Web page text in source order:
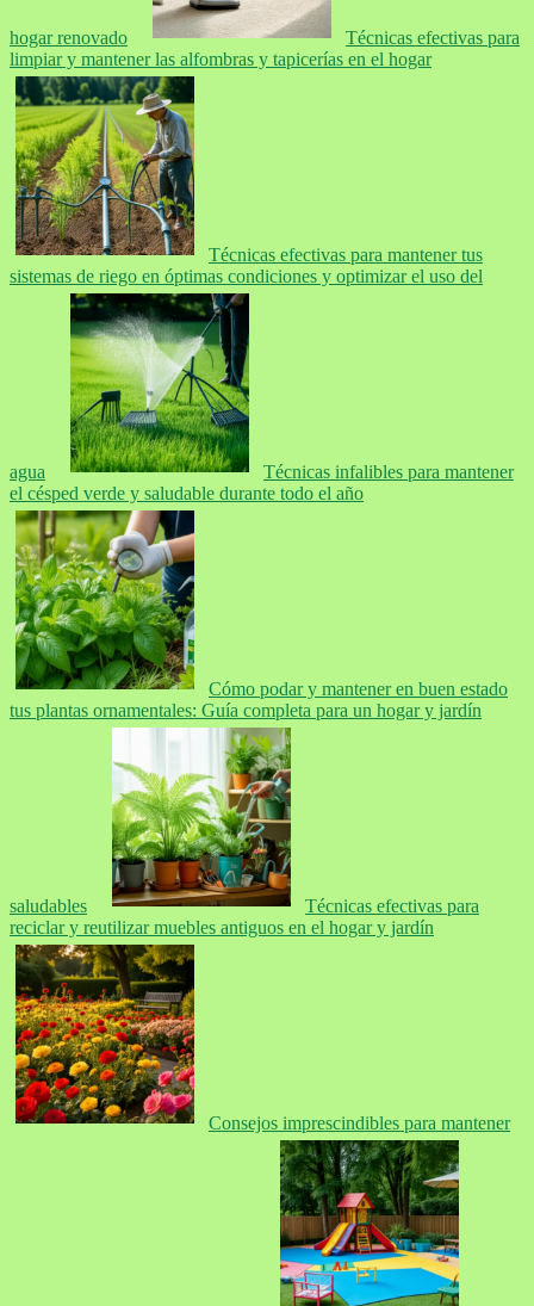
hogar renovado
Técnicas efectivas para
limpiar y mantener las alfombras y tapicerías en el hogar
Técnicas efectivas para mantener tus
sistemas de riego en óptimas condiciones y optimizar el uso del
agua
Técnicas infalibles para mantener
el césped verde y saludable durante todo el año
Cómo podar y mantener en buen estado
tus plantas ornamentales: Guía completa para un hogar y jardín
saludables
Técnicas efectivas para
reciclar y reutilizar muebles antiguos en el hogar y jardín
Consejos imprescindibles para mantener